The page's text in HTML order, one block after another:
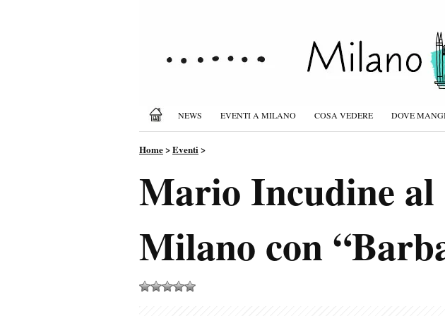
NEWS EVENTI A MILANO COSA VEDERE DOVE
Home>Eventi>
Mario Incudine al
Milano con